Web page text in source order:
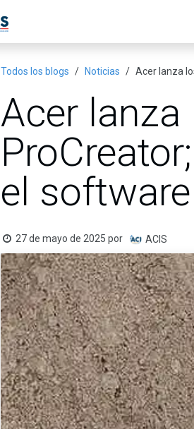
Todos los blogs Noticias Acer lanza
Acer
el
27 de mayo de 2025 por ACIS